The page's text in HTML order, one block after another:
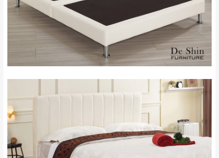
＊A108產品另收運費
新北
雙溪、貢寮、烏
來、平溪、九份、
石門、林口 下福
里、新店山區、三
峽山區、石碇、坪
林、福隆、淡水山
區、北投湖山路、
深坑山區
基隆
$ 9,000以下：
NT$500元
基隆山區
配送範圍：
苗栗至基隆；其它地區暫不開放，如因特殊
地型限制(山區、鄉、鎮、村)、樓梯太小、無
法搬運上樓等因素，導致無法配送，本公司
保有出貨的權利。
服務，若需以吊車或其他的吊掛方式吊運，
費用將由買方自行支付。
因大型傢俱有組裝、配送的問題，並非一般
快速到貨商品，無法指定特定時間送達，司
機當天到貨前皆會再與您通知，讓你不用整
天在家等貨，以節省您的寶貴時間。